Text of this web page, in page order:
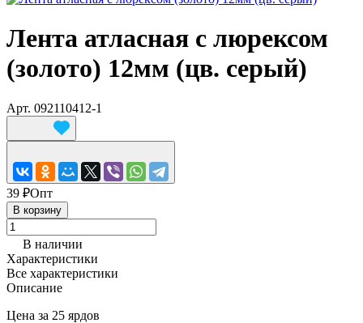
Лента атласная с люрексом
(золото) 12мм (цв. серый)
Арт. 092110412-1
39 ₽Опт
В корзину
В наличии
Характеристики
Все характеристики
Описание
Цена за 25 ярдов